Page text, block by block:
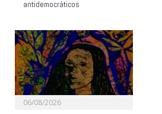
antidemocráticos
06/08/2026